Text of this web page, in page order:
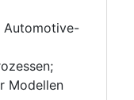
Automotive-
Modellen